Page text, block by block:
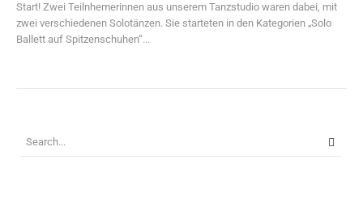
Start! Zwei Teilnhemerinnen aus unserem Tanzstudio waren dabei, mit
zwei verschiedenen Solotänzen. Sie starteten in den Kategorien „Solo
Ballett auf Spitzenschuhen“...